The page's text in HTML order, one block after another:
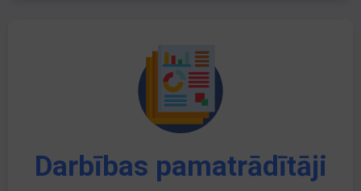
Darbības pamatrādītāji